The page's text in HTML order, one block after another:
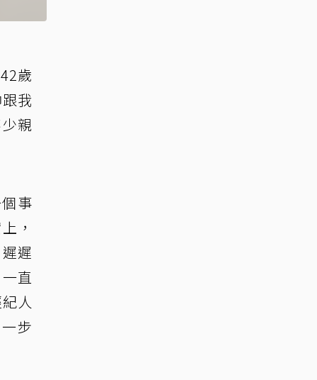
歲
我
親
事
，
遲
直
人
步